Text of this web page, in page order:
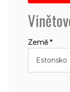
Země *